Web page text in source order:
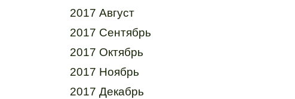
2017 Август
2017 Сентябрь
2017 Октябрь
2017 Ноябрь
2017 Декабрь